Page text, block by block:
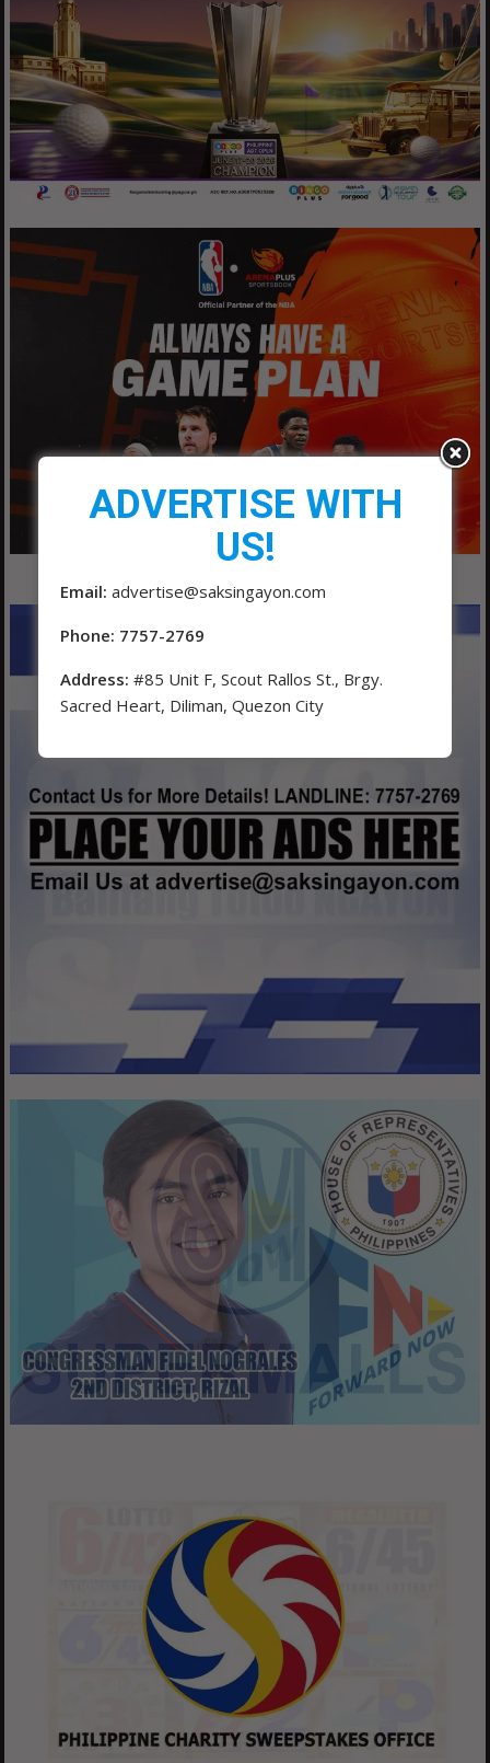
ADVERTISE WITH
US!
Email: advertise@saksingayon.com
Phone: 7757-2769
Address: #85 Unit F, Scout Rallos St., Brgy.
Sacred Heart, Diliman, Quezon City